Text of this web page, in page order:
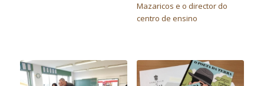
Mazaricos e o director do
centro de ensino